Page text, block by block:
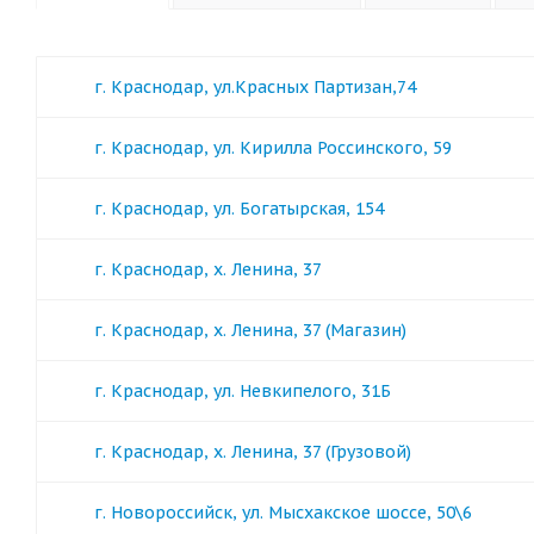
г. Краснодар, ул.Красных Партизан,74
г. Краснодар, ул. Кирилла Россинского, 59
г. Краснодар, ул. Богатырская, 154
г. Краснодар, х. Ленина, 37
г. Краснодар, х. Ленина, 37 (Магазин)
г. Краснодар, ул. Невкипелого, 31Б
г. Краснодар, х. Ленина, 37 (Грузовой)
г. Новороссийск, ул. Мысхакское шоссе, 50\6